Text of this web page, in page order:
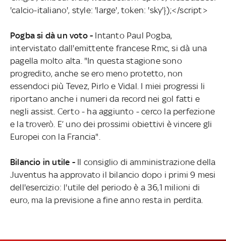
'calcio-italiano', style: 'large', token: 'sky'});</script>
Pogba si dà un voto - Intanto Paul Pogba,
intervistato dall'emittente francese Rmc, si dà una
pagella molto alta. "In questa stagione sono
progredito, anche se ero meno protetto, non
essendoci più Tevez, Pirlo e Vidal. I miei progressi li
riportano anche i numeri da record nei gol fatti e
negli assist. Certo - ha aggiunto - cerco la perfezione
e la troverò. E’ uno dei prossimi obiettivi è vincere gli
Europei con la Francia".
Bilancio in utile -Il consiglio di amministrazione della
Juventus ha approvato il bilancio dopo i primi 9 mesi
dell'esercizio: l'utile del periodo è a 36,1 milioni di
euro, ma la previsione a fine anno resta in perdita.